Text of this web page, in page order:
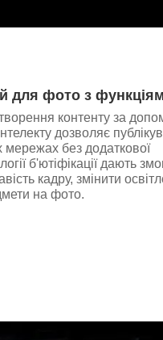
для фото з
контенту за
дозволяє
мережах без додаткової
б'ютіфікації дають
кадру, змінити
на фото.